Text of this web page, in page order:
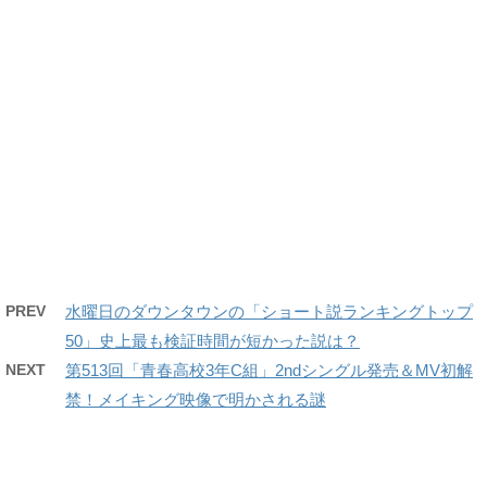
PREV
水曜日のダウンタウンの「ショート説ランキングトップ
50」史上最も検証時間が短かった説は？
NEXT
第513回「青春高校3年C組」2ndシングル発売＆MV初解
禁！メイキング映像で明かされる謎